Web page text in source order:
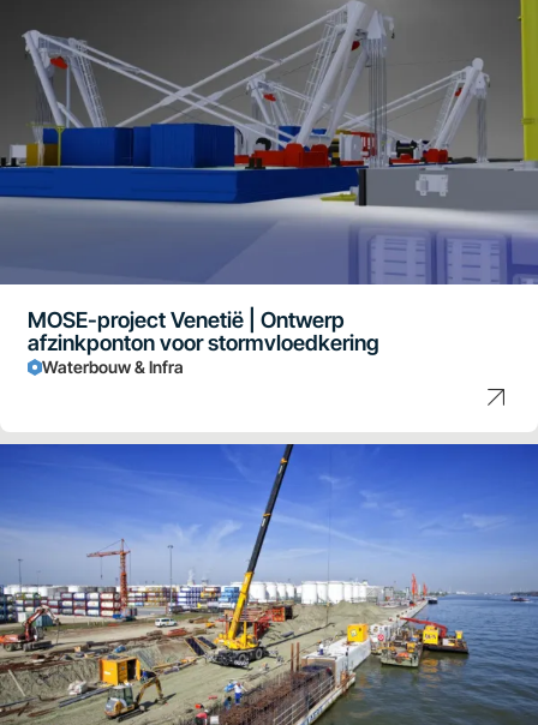
MOSE-project Venetië | Ontwerp
afzinkponton voor stormvloedkering
Waterbouw & Infra